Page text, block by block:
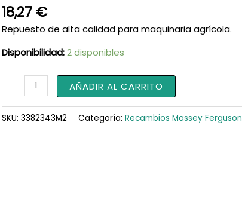
18,27 €
Repuesto de alta calidad para maquinaria agrícola.
Disponibilidad:2 disponibles
3382343M2
cantidad
AÑADIR AL CARRITO
SKU: 3382343M2 Categoría: Recambios Massey Ferguson